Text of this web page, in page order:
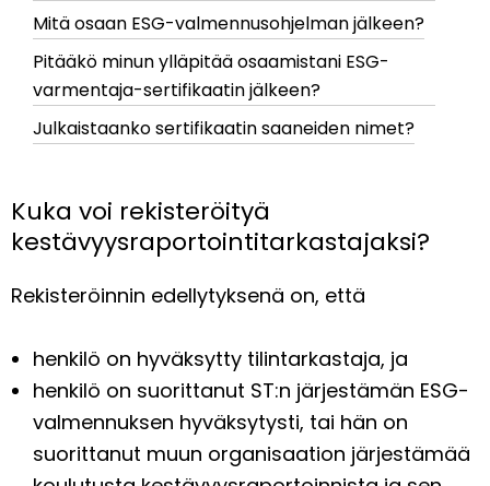
Mitä osaan ESG-valmennusohjelman jälkeen?
Pitääkö minun ylläpitää osaamistani ESG-
varmentaja-sertifikaatin jälkeen?
Julkaistaanko sertifikaatin saaneiden nimet?
Kuka voi rekisteröityä
kestävyysraportointitarkastajaksi?
Rekisteröinnin edellytyksenä on, että
henkilö on hyväksytty tilintarkastaja, ja
henkilö on suorittanut ST:n järjestämän ESG-
valmennuksen hyväksytysti, tai hän on
suorittanut muun organisaation järjestämää